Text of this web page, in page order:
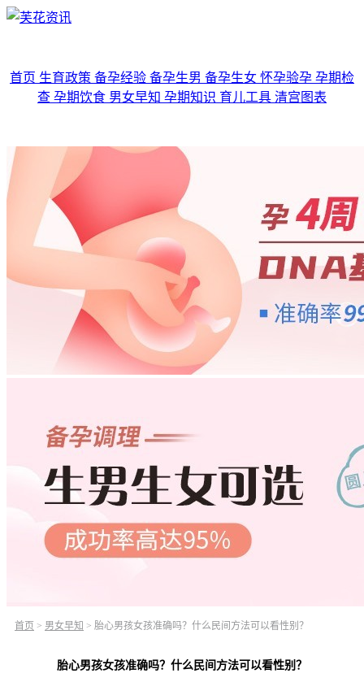
首页 生育政策 备孕经验 备孕生男 备孕生女 怀孕验孕 孕期检
查 孕期饮食 男女早知 孕期知识 育儿工具 清宫图表
首页 > 男女早知 > 胎心男孩女孩准确吗？什么民间方法可以看性别？
胎心男孩女孩准确吗？什么民间方法可以看性别？